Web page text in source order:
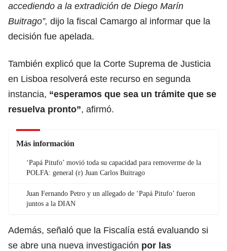
accediendo a la extradición de Diego Marín
Buitrago”, dijo la fiscal Camargo al informar que la
decisión fue apelada.
También explicó que la Corte Suprema de Justicia
en Lisboa resolverá este recurso en segunda
instancia, “esperamos que sea un trámite que se
resuelva pronto”, afirmó.
Más información
‘Papá Pitufo’ movió toda su capacidad para removerme de la
POLFA: general (r) Juan Carlos Buitrago
Juan Fernando Petro y un allegado de ‘Papá Pitufo’ fueron
juntos a la DIAN
Además, señaló que la Fiscalía está evaluando si
se abre una nueva investigación por las